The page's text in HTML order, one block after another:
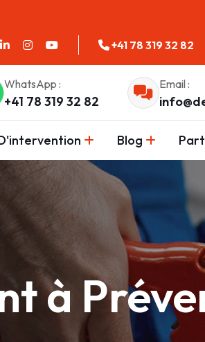
+41 78 319 32 82
WhatsApp :
+41 78 319 32 82
Email :
Blog
à